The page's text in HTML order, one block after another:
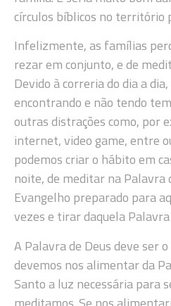
círculos bíblicos no território
Infelizmente, as famílias
rezar em conjunto, e de
Devido à correria do dia a
encontrando e não tendo
outras distrações como, por
internet, video game, entre
podemos criar o hábito em
noite, de meditar na Palavra
Evangelho preparado para
vezes e tirar daquela
A Palavra de Deus deve ser
devemos nos alimentar da
Santo a luz necessária para